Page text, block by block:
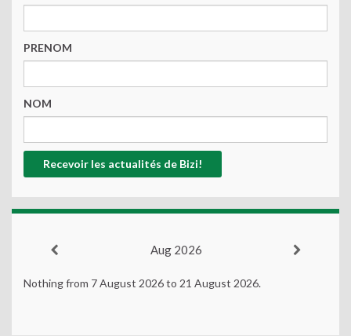
PRENOM
NOM
Aug 2026
Nothing from 7 August 2026 to 21 August 2026.